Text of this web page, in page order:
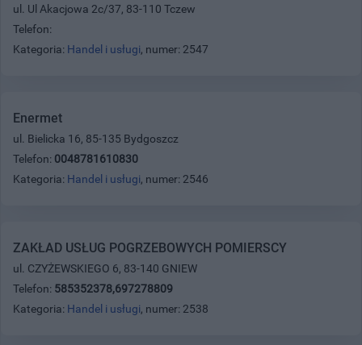
ul. Ul Akacjowa 2c/37, 83-110 Tczew
Telefon:
Kategoria: Handel i usługi, numer: 2547
Enermet
ul. Bielicka 16, 85-135 Bydgoszcz
Telefon: 0048781610830
Kategoria: Handel i usługi, numer: 2546
ZAKŁAD USŁUG POGRZEBOWYCH POMIERSCY
ul. CZYŻEWSKIEGO 6, 83-140 GNIEW
Telefon: 585352378,697278809
Kategoria: Handel i usługi, numer: 2538